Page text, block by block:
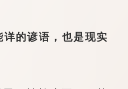
的谚语，也是现实